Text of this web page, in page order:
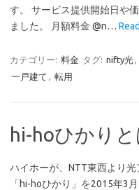
す。 サービス提供開始日や
ました。 月額料金 @n…
カテゴリー: 料金 タグ: nifty光,
一戸建て , 転用
hi-hoひかりと
ハイホーが、NTT東西より
「hi-hoひかり」を2015年3